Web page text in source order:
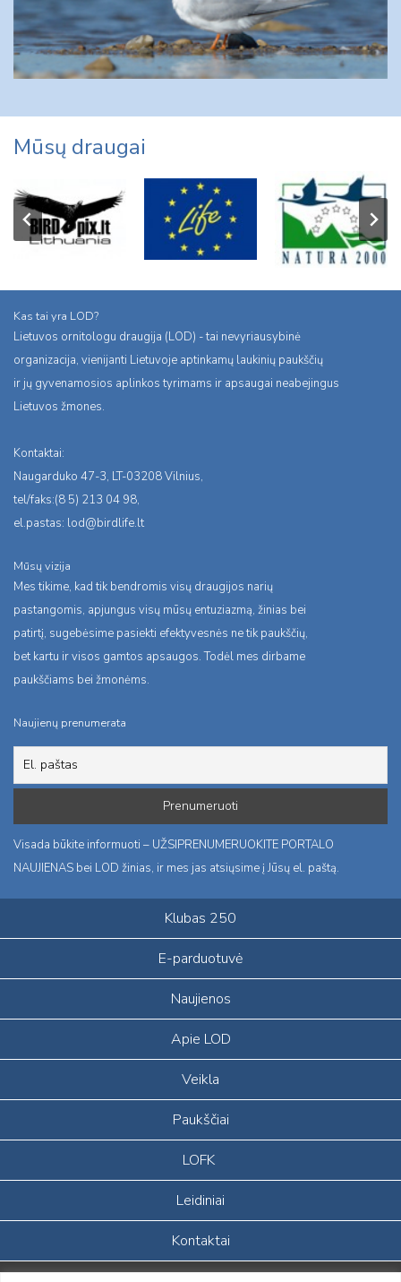
Mūsų draugai
Kas tai yra LOD?
Lietuvos ornitologu draugija (LOD) - tai nevyriausybinė
organizacija, vienijanti Lietuvoje aptinkamų laukinių paukščių
ir jų gyvenamosios aplinkos tyrimams ir apsaugai neabejingus
Lietuvos žmones.
Kontaktai:
Naugarduko 47-3, LT-03208 Vilnius,
tel/faks:(8 5) 213 04 98,
el.pastas: lod@birdlife.lt
Mūsų vizija
Mes tikime, kad tik bendromis visų draugijos narių
pastangomis, apjungus visų mūsų entuziazmą, žinias bei
patirtį, sugebėsime pasiekti efektyvesnės ne tik paukščių,
bet kartu ir visos gamtos apsaugos. Todėl mes dirbame
paukščiams bei žmonėms.
Naujienų prenumerata
Visada būkite informuoti – UŽSIPRENUMERUOKITE PORTALO
NAUJIENAS bei LOD žinias, ir mes jas atsiųsime į Jūsų el. paštą.
Klubas 250
E-parduotuvė
Naujienos
Apie LOD
Veikla
Paukščiai
LOFK
Leidiniai
Kontaktai